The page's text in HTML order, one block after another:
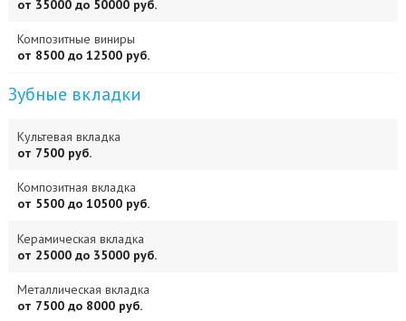
от 35000 до 50000 руб.
Композитные виниры
от 8500 до 12500 руб.
Зубные вкладки
Культевая вкладка
от 7500 руб.
Композитная вкладка
от 5500 до 10500 руб.
Керамическая вкладка
от 25000 до 35000 руб.
Металлическая вкладка
от 7500 до 8000 руб.